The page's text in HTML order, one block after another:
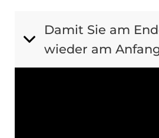
Damit Sie am
wieder am